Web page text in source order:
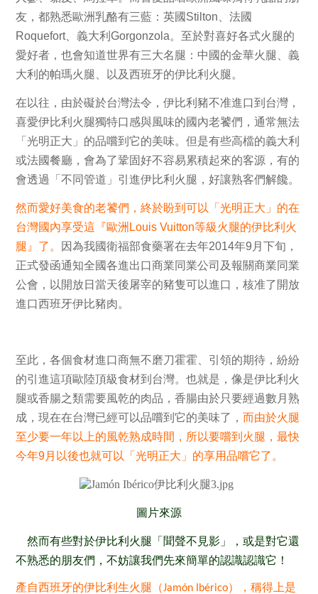
友，都熟悉歐洲乳酪有三藍：英國 Stilton 、法國
Roquefort、義大利Gorgonzola。至於對喜好各式火腿的
愛好者，也會知道世界有三大名腿： 中國的金華火腿、義
大利的帕瑪火腿、以及西班牙的伊比利火腿。
在以往，由於礙於台灣法令，伊比利豬不准進口到台灣，
喜愛伊比利火腿獨特口感與風味的國內老饕們，通常無法
「光明正大」的品嚐到它的美味。但是有些高檔的義大利
或法國餐廳，會為了鞏固好不容易累積起來的客源，有的
會透過「不同管道」引進伊比利火腿 ，好讓熟客們解饞。
然而愛好美食的老饕們 ，終於盼到可以「光明正大」的在
台灣國內享受這 『歐洲 Louis Vuitton等級火腿的伊比利火
腿 』 了 。 因為我國衛福部食藥署在去年2014年9 月下旬，
正式發函通知全國各進出口商業同業公司及報關商業同業
公會 ， 以 開放日當天後屠宰的豬隻可以進口 ，核准了開放
進口西班牙伊比豬肉。
至此 ，各個食材進口商無不磨刀霍霍 、引領的期待，紛紛
的引進這項歐陸頂級食材到台灣。也就是 ，像是伊比利火
腿或香腸之類需要風乾的肉品，香腸由於只要經過數月熟
成，現在在台灣已經可以品嚐到它的美味了 ，而由於火腿
至少要一年以上的風乾熟成時間，所以要嚐到火腿，最快
今年9月以後也就可以「光明正大」的享用品嚐它了。
圖片來源
然而有些對於伊比利火腿「聞聲不見影」，或是對它還
不熟悉的朋友們，不妨讓我們先來簡單的認識認識它！
產自西班牙的伊比利生火腿（Jamón Ibérico），稱得上是